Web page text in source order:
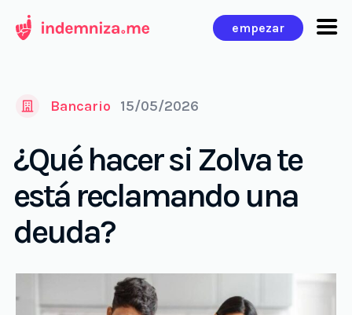
empezar
Bancario 15/05/2026
¿Qué hacer si Zolva te
está reclamando una
deuda?